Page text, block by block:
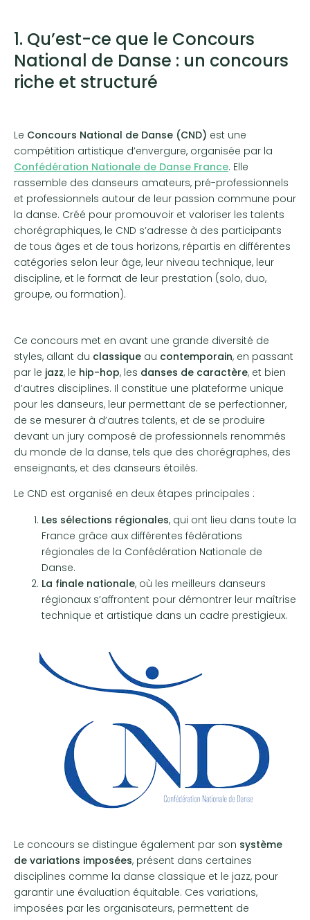
1. Qu’est-ce que le Concours
National de Danse : un concours
riche et structuré
Le Concours National de Danse (CND) est une
compétition artistique d’envergure, organisée par la
Confédération Nationale de Danse France. Elle
rassemble des danseurs amateurs, pré-professionnels
et professionnels autour de leur passion commune pour
la danse. Créé pour promouvoir et valoriser les talents
chorégraphiques, le CND s’adresse à des participants
de tous âges et de tous horizons, répartis en différentes
catégories selon leur âge, leur niveau technique, leur
discipline, et le format de leur prestation (solo, duo,
groupe, ou formation).
Ce concours met en avant une grande diversité de
styles, allant du classique au contemporain, en passant
par le jazz, le hip-hop, les danses de caractère, et bien
d’autres disciplines. Il constitue une plateforme unique
pour les danseurs, leur permettant de se perfectionner,
de se mesurer à d’autres talents, et de se produire
devant un jury composé de professionnels renommés
du monde de la danse, tels que des chorégraphes, des
enseignants, et des danseurs étoilés.
Le CND est organisé en deux étapes principales :
Les sélections régionales, qui ont lieu dans toute la
France grâce aux différentes fédérations
régionales de la Confédération Nationale de
Danse.
La finale nationale, où les meilleurs danseurs
régionaux s’affrontent pour démontrer leur maîtrise
technique et artistique dans un cadre prestigieux.
Le concours se distingue également par son système
de variations imposées, présent dans certaines
disciplines comme la danse classique et le jazz, pour
garantir une évaluation équitable. Ces variations,
imposées par les organisateurs, permettent de